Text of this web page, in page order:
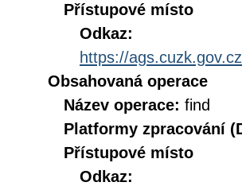
Přístupové místo
Odkaz:
https://
Obsahovaná operace
Název operace: find
Platformy zpracování
Přístupové místo
Odkaz: